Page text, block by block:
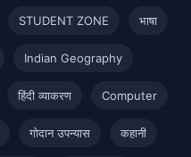
STUDENT ZONE भाषा
Indian Geography
हिंदी व्याकरण Computer
गोदान उपन्यास कहानी